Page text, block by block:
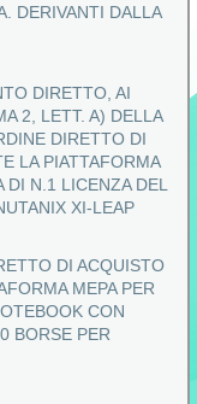
DERIVANTI DALLA
DIRETTO, AI
2, LETT. A) DELLA
DIRETTO DI
LA PIATTAFORMA
DI N.1 LICENZA DEL
XI‐LEAP
DI ACQUISTO
MEPA PER
CON
BORSE PER